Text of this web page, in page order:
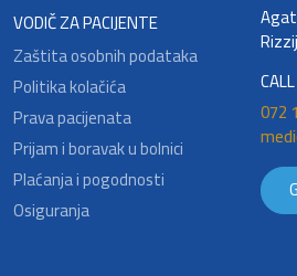
VODIČ ZA PACIJENTE
Zaštita osobnih podataka
Politika kolačića
Prava pacijenata
Prijam i boravak u bolnici
Plaćanja i pogodnosti
Osiguranja
072